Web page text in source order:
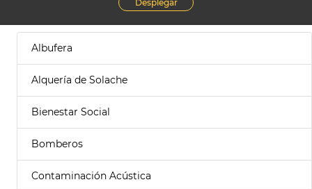
Desplegar
Albufera
Alquería de Solache
Bienestar Social
Bomberos
Contaminación Acústica